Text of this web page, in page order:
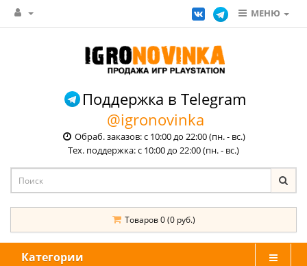
МЕНЮ
Поддержка в Telegram
@igronovinka
Обраб. заказов: с 10:00 до 22:00 (пн. - вс.)
Тех. поддержка: с 10:00 до 22:00 (пн. - вс.)
Товаров 0 (0 руб.)
Категории